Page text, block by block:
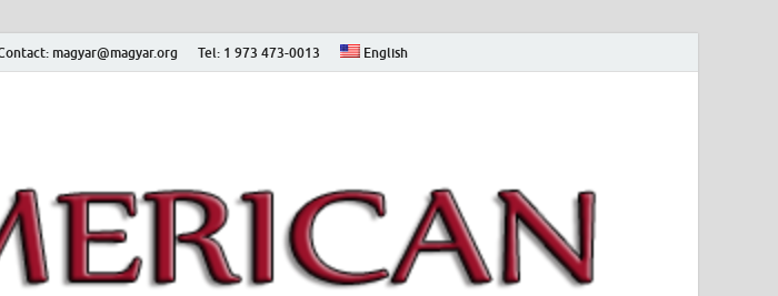
magyar@magyar.org Tel: 1 973 473-0013 English